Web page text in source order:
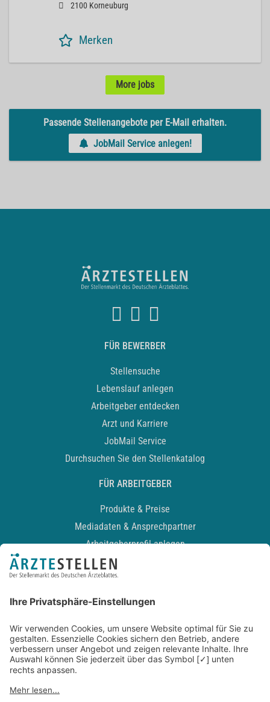
2100 Korneuburg
Merken
More jobs
Passende Stellenangebote per E-Mail erhalten.
JobMail Service anlegen!
FÜR BEWERBER
Stellensuche
Lebenslauf anlegen
Arbeitgeber entdecken
Arzt und Karriere
JobMail Service
Durchsuchen Sie den Stellenkatalog
FÜR ARBEITGEBER
Produkte & Preise
Mediadaten & Ansprechpartner
Arbeitgeberprofil anlegen
Recruiting-Podcast
Kontakt
Datenschutz
Newsletter